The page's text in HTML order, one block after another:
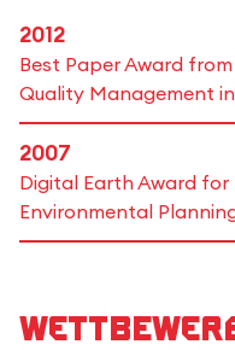
2012
Best Paper Award
Quality Management
2007
Digital Earth Award for
Environmental